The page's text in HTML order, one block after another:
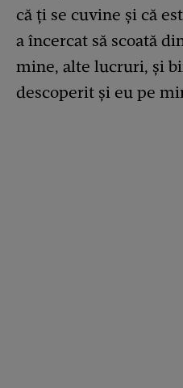
că ți se cuvine și că
a încercat să scoată
mine, alte lucruri, și
descoperit și eu pe